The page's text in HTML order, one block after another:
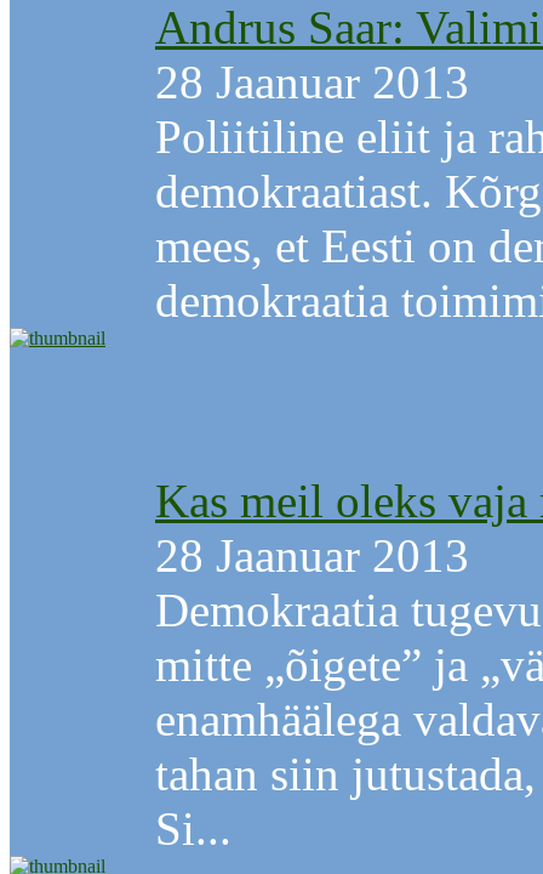
Andrus Saar:
28 Jaanuar 2013
Poliitiline eliit ja
demokraatiast.
mees, et Eesti on
demokraatia
Kas meil oleks vaja
28 Jaanuar 2013
Demokraatia
mitte „õigete” ja
enamhäälega
tahan siin
Si...